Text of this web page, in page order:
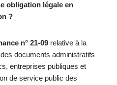
obligation légale en
?
n° 21-09 relative à la
documents administratifs
entreprises publiques et
de service public des